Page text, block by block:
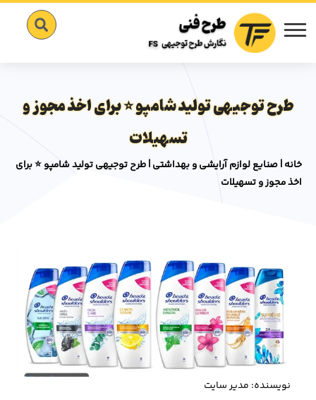
طرح توجیهی تولید شامپو ⭐️ برای اخذ مجوز و
تسهیلات
خانه|صنایع لوازم آرایشی و بهداشتی|طرح توجیهی تولید شامپو ⭐️ برای
اخذ مجوز و تسهیلات
نویسنده: مدیر سایت